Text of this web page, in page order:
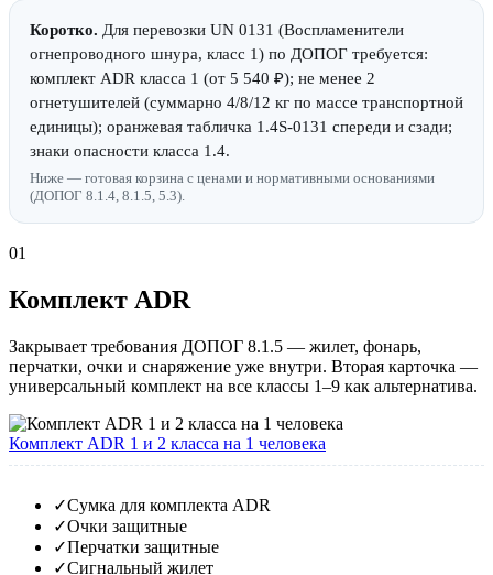
Коротко. Для перевозки UN 0131 (Воспламенители
огнепроводного шнура, класс 1) по ДОПОГ требуется:
комплект ADR класса 1 (от 5 540 ₽); не менее 2
огнетушителей (суммарно 4/8/12 кг по массе транспортной
единицы); оранжевая табличка 1.4S-0131 спереди и сзади;
знаки опасности класса 1.4.
Ниже — готовая корзина с ценами и нормативными основаниями
(ДОПОГ 8.1.4, 8.1.5, 5.3).
01
Комплект ADR
Закрывает требования ДОПОГ 8.1.5 — жилет, фонарь,
перчатки, очки и снаряжение уже внутри. Вторая карточка —
универсальный комплект на все классы 1–9 как альтернатива.
Комплект ADR 1 и 2 класса на 1 человека
✓Сумка для комплекта ADR
✓Очки защитные
✓Перчатки защитные
✓Сигнальный жилет